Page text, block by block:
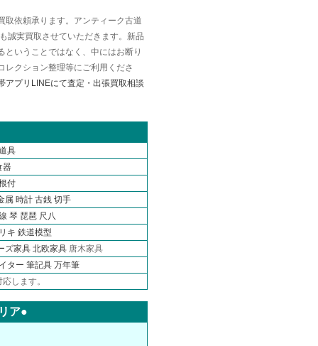
取依頼承ります。アンティーク古道
誠実買取させていただきます。新品
いうことではなく、中にはお断り
レクション整理等にご利用くださ
アプリLINEにて査定・出張買取相談
具
器
付
属 時計 古銭 切手
琴 琵琶 尺八
キ 鉄道模型
ズ家具 北欧家具唐木家具
ター 筆記具 万年筆
します。
ア●